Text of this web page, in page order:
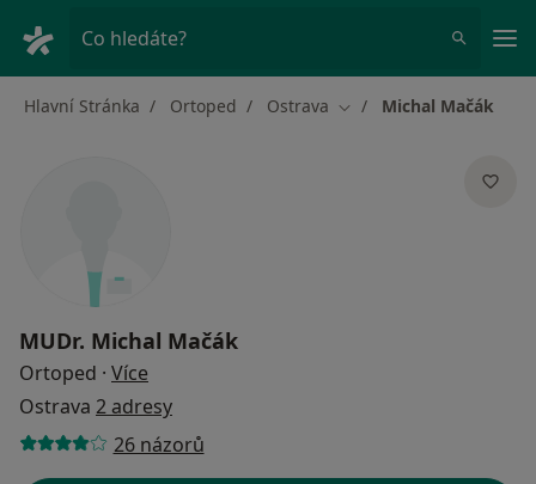
Co hledáte?
Hlavní Stránka Ortoped Ostrava Změna města
Michal Mačák
MUDr. Michal Mačák
Ortoped · Více
Ostrava 2 adresy
26 názorů